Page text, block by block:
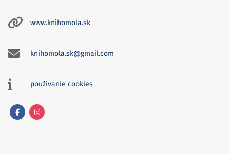
www.knihomola.sk
knihomola.sk@gmail.com
používanie cookies